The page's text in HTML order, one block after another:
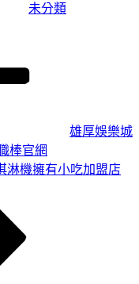
未分類
雄厚娛樂城
棒官網
淋機擁有小吃加盟店